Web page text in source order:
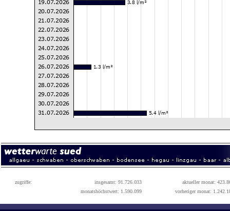
zugriffe: insgesamt: 91.726.033
aktueller monat:
monatshöchstwert: 1.590.099
vorheriger monat: